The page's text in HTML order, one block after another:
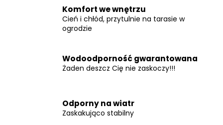
Komfort we wnętrzu
Cień i chłód, przytulnie na tarasie w
ogrodzie
Wodoodporność gwarantowana
Żaden deszcz Cię nie zaskoczy!!!
Odporny na wiatr
Zaskakująco stabilny